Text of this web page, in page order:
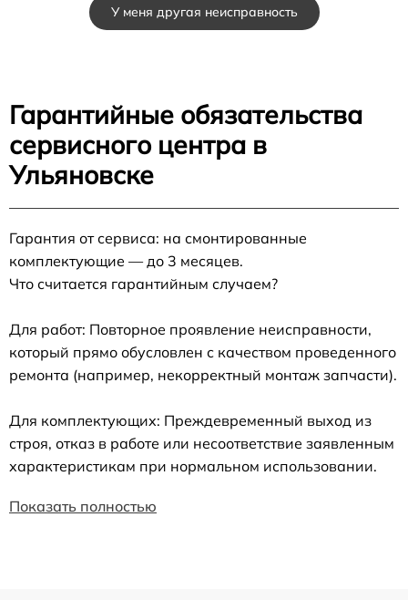
У меня другая неисправность
Гарантийные обязательства
сервисного центра в
Ульяновске
Гарантия от сервиса: на смонтированные
комплектующие — до 3 месяцев.
Что считается гарантийным случаем?
Для работ: Повторное проявление неисправности,
который прямо обусловлен с качеством проведенного
ремонта (например, некорректный монтаж запчасти).
Для комплектующих: Преждевременный выход из
строя, отказ в работе или несоответствие заявленным
характеристикам при нормальном использовании.
Показать полностью